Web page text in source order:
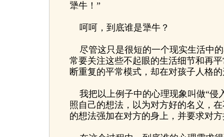
犟牛！”
呵呵，到底谁是犟牛？
尽管这只是很短的一个现实生活中
常要关注这些不起眼的生活细节和再
断重复的平常模式，却在对孩子人格
我把以上例子中的心理现象叫做“
照自己的想法，以为对方好的名义，
的想法强加在对方的身上，并要求对